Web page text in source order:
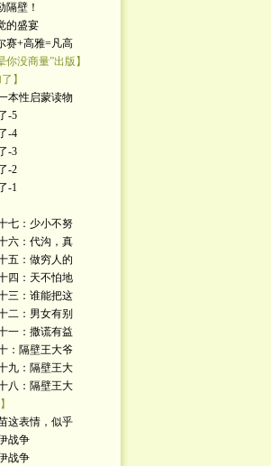
隔壁！
的盛宴
赛+高雅=凡高
你没商量”出版】
】
本性启蒙读物
-5
-4
-3
-2
-1
七：少小不努
六：代沟，真
五：做穷人的
四：天不怕地
三：谁能把这
二：男女有别
一：撒谎有益
：隔壁王大爷
九：隔壁王大
八：隔壁王大
这表情，似乎
战争
战争